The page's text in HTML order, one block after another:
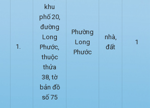
khu
phố 20,
đường
Long
Phước,
thuộc
thửa
38, tờ
bản đồ
số 75
Phường
Long
Phước
nhà,
đất
1